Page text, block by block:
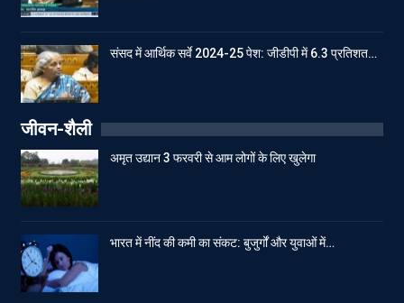
संसद में आर्थिक सर्वे 2024-25 पेश: जीडीपी में 6.3 प्रतिशत…
जीवन-शैली
अमृत उद्यान 3 फरवरी से आम लोगों के लिए खुलेगा
भारत में नींद की कमी का संकट: बुजुर्गों और युवाओं में…